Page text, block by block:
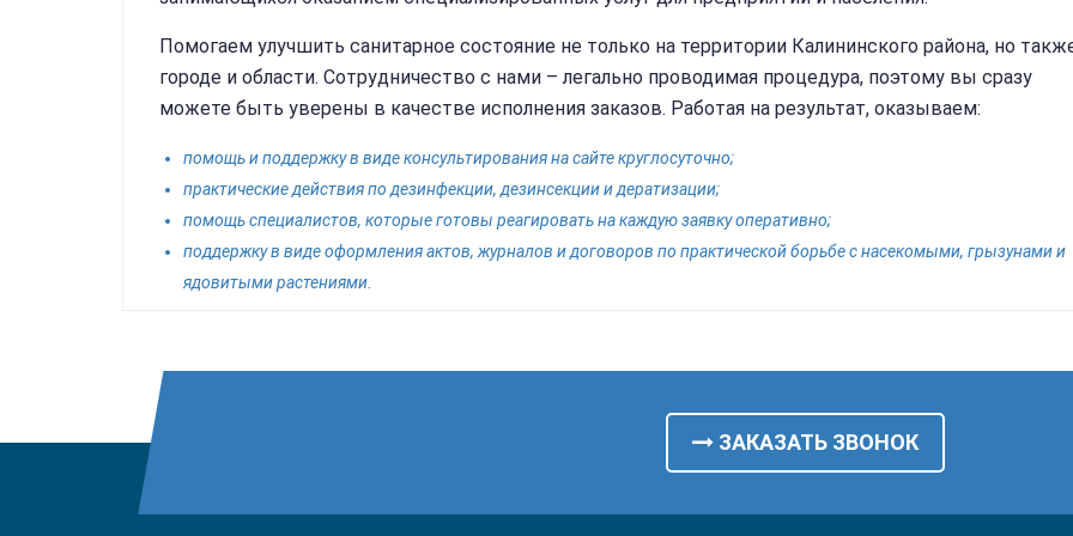
Помогаем улучшить санитарное состояние не только на территории Калининского района, но
городе и области. Сотрудничество с нами – легально проводимая процедура, поэтому вы сразу
можете быть уверены в качестве исполнения заказов. Работая на результат, оказываем:
помощь и поддержку в виде консультирования на сайте круглосуточно;
практические действия по дезинфекции, дезинсекции и дератизации;
помощь специалистов, которые готовы реагировать на каждую заявку оперативно;
поддержку в виде оформления актов, журналов и договоров по практической борьбе с насекомыми, грызунами и
ядовитыми растениями.
ЗАКАЗАТЬ ЗВОНОК